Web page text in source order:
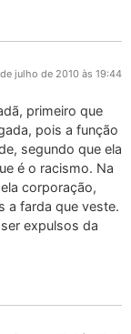
julho de 2010 às 19:44
primeiro que
pois a função
segundo que ela
é o racismo. Na
corporação,
a farda que veste.
expulsos da